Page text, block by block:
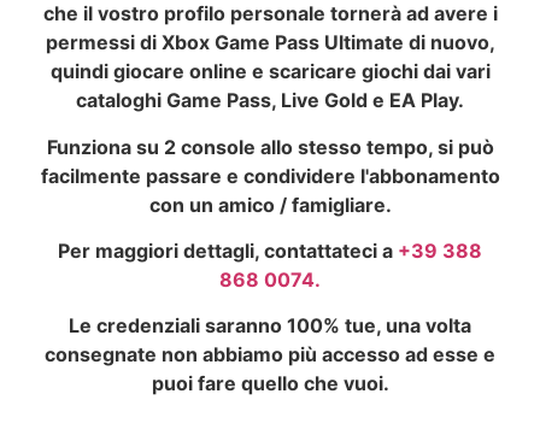
che il vostro profilo personale tornerà ad avere i
permessi di Xbox Game Pass Ultimate di nuovo,
quindi giocare online e scaricare giochi dai vari
cataloghi Game Pass, Live Gold e EA Play.
Funziona su 2 console allo stesso tempo, si può
facilmente passare e condividere l'abbonamento
con un amico / famigliare.
Per maggiori dettagli, contattateci a +39 388
868 0074.
Le credenziali saranno 100% tue, una volta
consegnate non abbiamo più accesso ad esse e
puoi fare quello che vuoi.